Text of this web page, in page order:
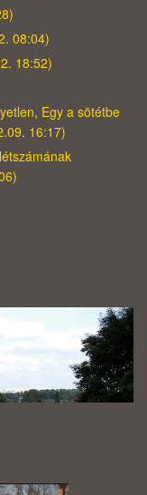
08:04)
18:52)
Egy a sötétbe
16:17)